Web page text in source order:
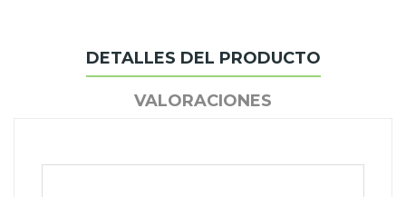
DETALLES DEL PRODUCTO
VALORACIONES